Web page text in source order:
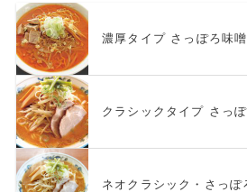
濃厚タイプ さっぽろ味
クラシックタイプ さっ
ネオクラシック・さっぽ